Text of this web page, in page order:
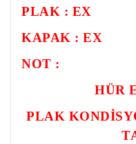
PLAK : EX
KAPAK : EX
NOT :
HÜR
PLAK